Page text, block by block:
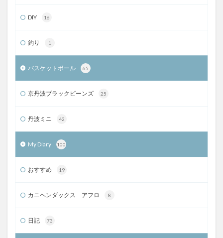
DIY 16
釣り 1
バスケットボール 65
京丹波ブラックビーンズ 25
丹波ミニ 42
My Diary 100
おすすめ 19
カニヘンダックス アフロ 8
日記 73